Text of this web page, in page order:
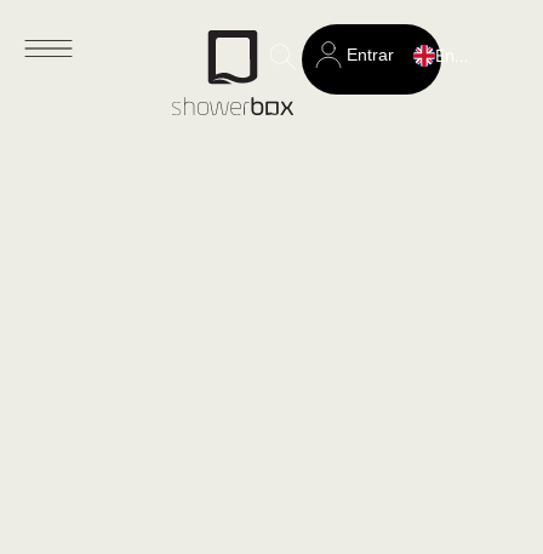
Search
for:
Entrar